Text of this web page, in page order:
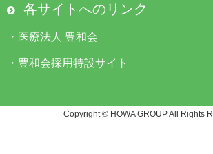
各サイトへのリンク
・ 医療法人 豊和会
・ 豊和会採用特設サイト
Copyright © HOWA GROUP All Rights